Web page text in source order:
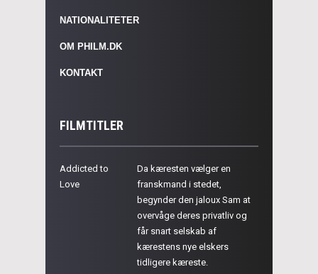
NATIONALITETER
OM PHILM.DK
KONTAKT
FILMTITLER
Addicted to
Love
Da kæresten vælger en
franskmand i stedet,
begynder den jaloux Sam at
overvåge deres privatliv og
får snart selskab af
kærestens nye elskers
tidligere kæreste.